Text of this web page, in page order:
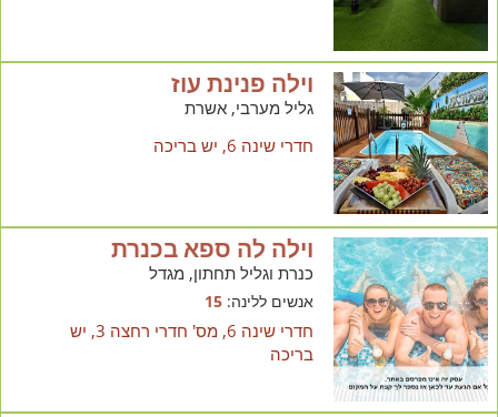
וילה פנינת עוז
גליל מערבי, אשרת
חדרי שינה 6, יש בריכה
וילה לה ספא בכנרת
כנרת וגליל תחתון, מגדל
אנשים ללינה:15
חדרי שינה 6, מס' חדרי רחצה 3, יש
בריכה